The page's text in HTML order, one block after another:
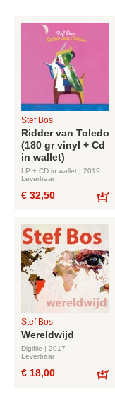
Stef Bos
Ridder van Toledo
(180 gr vinyl + Cd
in wallet)
LP + CD in wallet | 2019
Leverbaar
€ 32,50
Stef Bos
Wereldwijd
Digifile | 2017
Leverbaar
€ 18,00